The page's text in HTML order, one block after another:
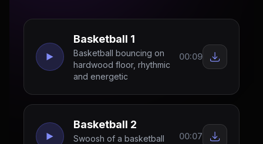
Basketball 1
Basketball bouncing on
hardwood floor, rhythmic
and energetic
00:09
Basketball 2
Swoosh of a basketball
00:07